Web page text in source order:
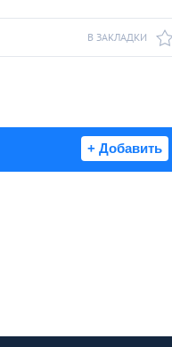
В ЗАКЛАДКИ
+ Добавить